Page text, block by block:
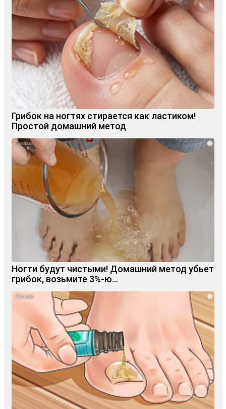
Грибок на ногтях стирается как ластиком!
Простой домашний метод
i
Ногти будут чистыми! Домашний метод убьет
грибок, возьмите 3%-ю…
i